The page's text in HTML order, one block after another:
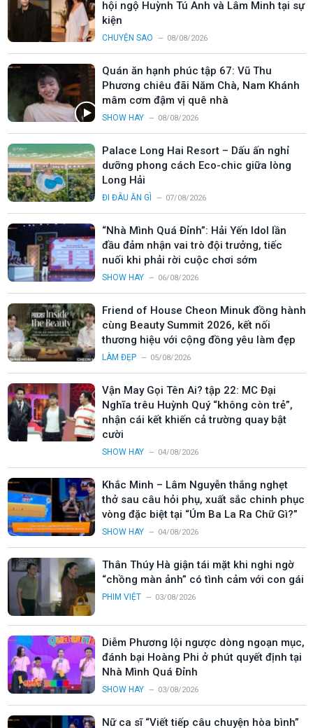
hội ngộ Huỳnh Tú Anh và Lâm Minh tại sự
kiện
CHUYỆN SAO 08/08/2026
Quán ăn hạnh phúc tập 67: Vũ Thu
Phương chiêu đãi Năm Chà, Nam Khánh
mâm cơm đậm vị quê nhà
SHOW HAY 08/08/2026
Palace Long Hai Resort – Dấu ấn nghỉ
dưỡng phong cách Eco-chic giữa lòng
Long Hải
ĐI ĐÂU ĂN GÌ 07/08/2026
“Nhà Mình Quá Đỉnh”: Hải Yến Idol lần
đầu đảm nhận vai trò đội trưởng, tiếc
nuối khi phải rời cuộc chơi sớm
SHOW HAY 06/08/2026
Friend of House Cheon Minuk đồng hành
cùng Beauty Summit 2026, kết nối
thương hiệu với cộng đồng yêu làm đẹp
LÀM ĐẸP 05/08/2026
Vận May Gọi Tên Ai? tập 22: MC Đại
Nghĩa trêu Huỳnh Quý “không còn trẻ”,
nhận cái kết khiến cả trường quay bật
cười
SHOW HAY 04/08/2026
Khắc Minh – Lâm Nguyễn thắng nghẹt
thở sau câu hỏi phụ, xuất sắc chinh phục
vòng đặc biệt tại “Úm Ba La Ra Chữ Gì?”
SHOW HAY 04/08/2026
Thân Thúy Hà giận tái mặt khi nghi ngờ
“chồng màn ảnh” có tình cảm với con gái
PHIM VIỆT 03/08/2026
Diễm Phương lội ngược dòng ngoạn mục,
đánh bại Hoàng Phi ở phút quyết định tại
Nhà Mình Quá Đỉnh
SHOW HAY 03/08/2026
Nữ ca sĩ “Viết tiếp câu chuyện hòa bình”